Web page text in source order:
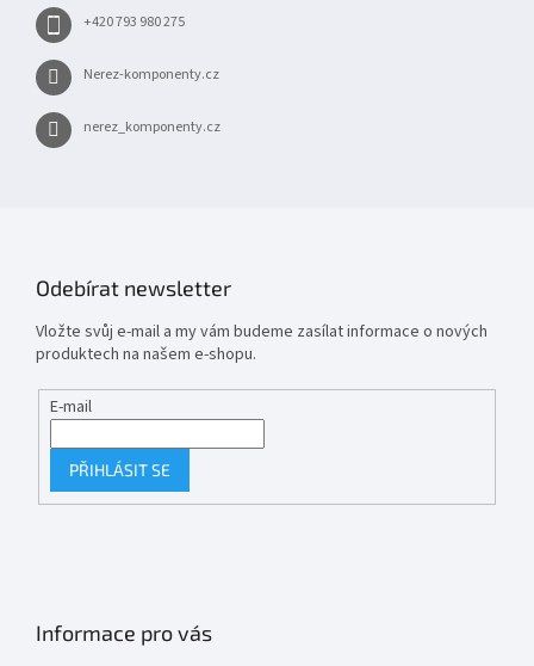
+420 793 980 275
Nerez-komponenty.cz
nerez_komponenty.cz
Odebírat newsletter
Vložte svůj e-mail a my vám budeme zasílat informace o nových
produktech na našem e-shopu.
E-mail
PŘIHLÁSIT SE
Informace pro vás